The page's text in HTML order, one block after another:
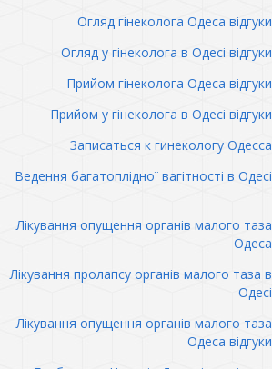
Огляд гінеколога Одеса відгуки
Огляд у гінеколога в Одесі відгуки
Прийом гінеколога Одеса відгуки
Прийом у гінеколога в Одесі відгуки
Записаться к гинекологу Одесса
Ведення багатоплідної вагітності в Одесі
Лікування опущення органів малого таза
Одеса
Лікування пролапсу органів малого таза в
Одесі
Лікування опущення органів малого таза
Одеса відгуки